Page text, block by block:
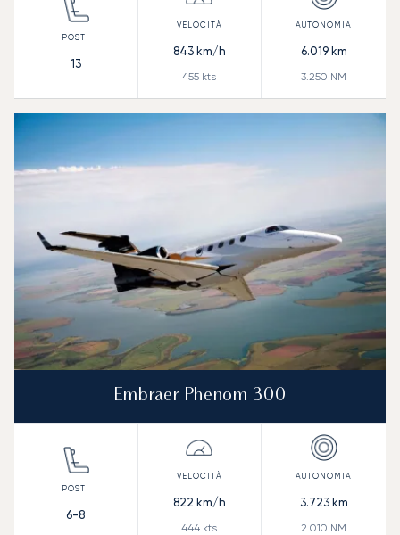
13
843km/h
455 kts
6.019km
3.250 NM
Embraer Phenom 300
6-8
822 km/h
444 kts
3.723km
2.010 NM